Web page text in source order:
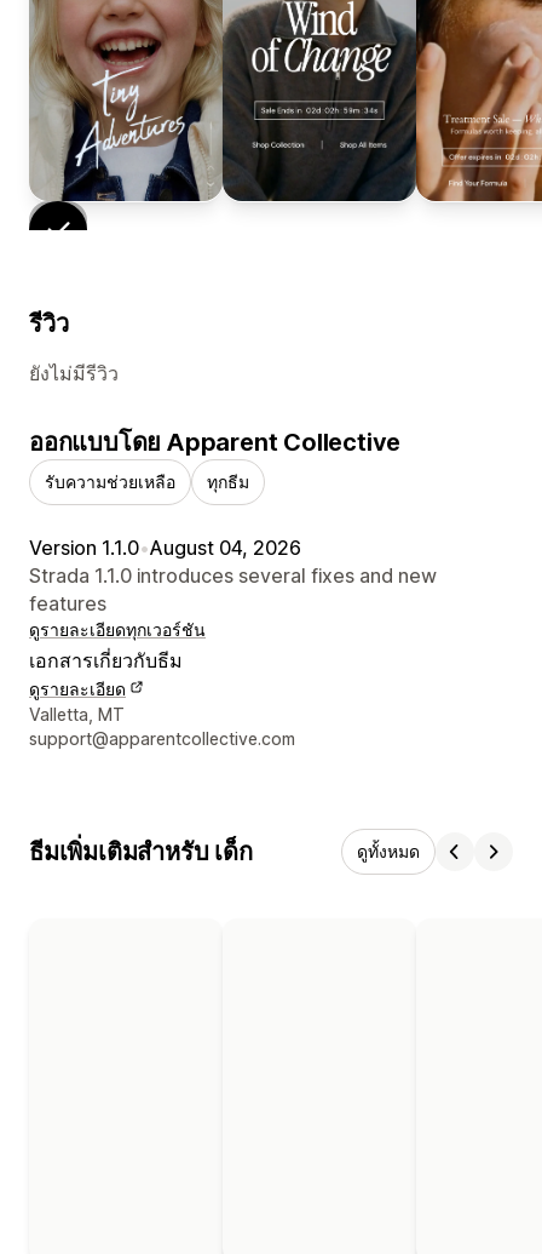
รีวิว
ยังไม่มีรีวิว
ออกแบบโดย Apparent Collective
รับความช่วยเหลือ ทุกธีม
Version 1.1.0•August 04, 2026
Strada 1.1.0 introduces several fixes and new
features
ดูรายละเอียดทุกเวอร์ชัน
เอกสารเกี่ยวกับธีม
ดูรายละเอียด
รายละเอียดการติดต่อผู้ออกแบบ
Valletta, MT
support@apparentcollective.com
ธีมเพิ่มเติมสำหรับ เด็ก ดูทั้งหมด